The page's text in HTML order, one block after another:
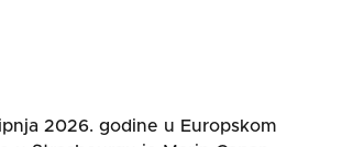
2026. godine u Europskom